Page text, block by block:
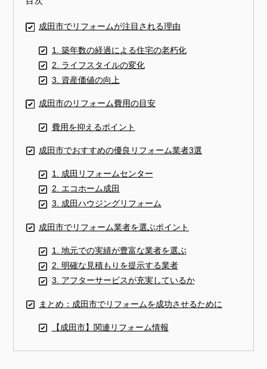
成田市でリフォームが注目される理由
1. 築年数の経過による住宅の老朽化
2. ライフスタイルの変化
3. 資産価値の向上
成田市のリフォーム費用の目安
費用を抑えるポイント
成田市でおすすめの優良リフォーム業者3選
1. 成田リフォームセンター
2. エコホーム成田
3. 成田ハウジングリフォーム
成田市でリフォーム業者を選ぶポイント
1. 地元での実績が豊富な業者を選ぶ
2. 明確な見積もりを提示する業者
3. アフターサービスが充実しているか
まとめ：成田市でリフォームを成功させるために
【成田市】関連リフォーム情報